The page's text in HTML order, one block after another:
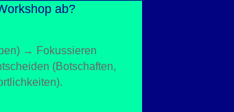
ab?
→ Fokussieren
(Botschaften,